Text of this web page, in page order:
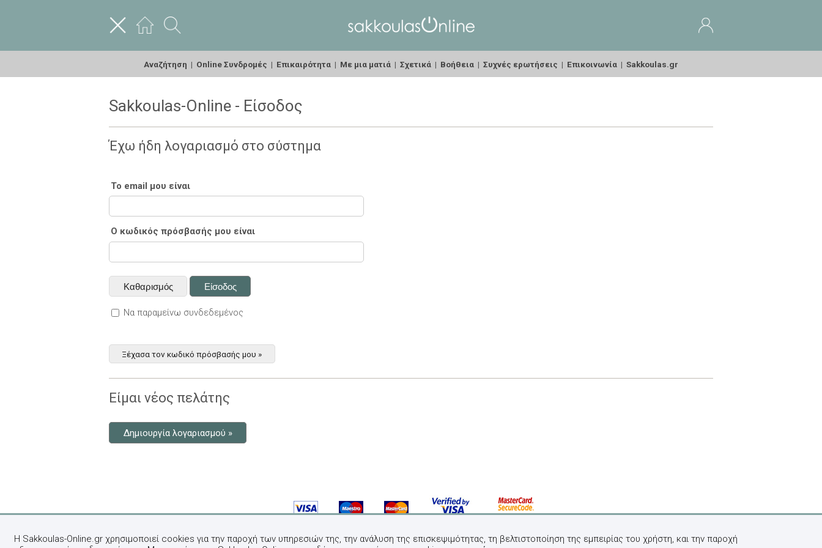
Αναζήτηση | Online Συνδρομές | Επικαιρότητα | Με μια ματιά | Σχετικά | Βοήθεια | Συχνές ερωτήσεις | Επικοινωνία | Sakkoulas.gr
Sakkoulas-Online - Είσοδος
Έχω ήδη λογαριασμό στο σύστημα
Το email μου είναι
Ο κωδικός πρόσβασής μου είναι
Να παραμείνω συνδεδεμένος
Ξέχασα τον κωδικό πρόσβασής μου »
Είμαι νέος πελάτης
Δημιουργία λογαριασμού »
Η Sakkoulas-Online.gr χρησιμοποιεί cookies για την παροχή των υπηρεσιών της, την ανάλυση της επισκεψιμότητας, τη βελτιστοποίηση της εμπειρίας του χρήστη, και την παροχή